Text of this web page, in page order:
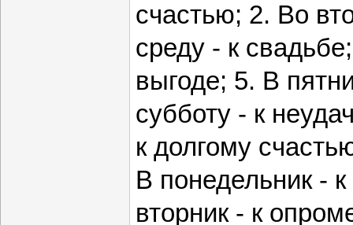
счастью; 2. Во
среду - к
выгоде; 5. В
субботу - к
к долгому
В понедельник -
вторник - к